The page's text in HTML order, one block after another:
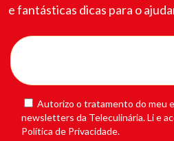
e fantásticas dicas para o
Autorizo o tratamento do meu
newsletters da Teleculinária. Li e
Política de Privacidade.